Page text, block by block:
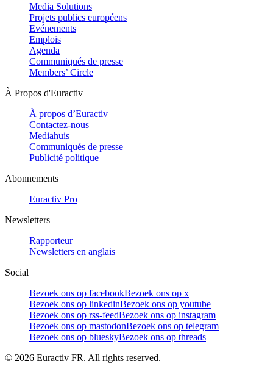
Media Solutions
Projets publics européens
Evénements
Emplois
Agenda
Communiqués de presse
Members’ Circle
À Propos d'Euractiv
À propos d’Euractiv
Contactez-nous
Mediahuis
Communiqués de presse
Publicité politique
Abonnements
Euractiv Pro
Newsletters
Rapporteur
Newsletters en anglais
Social
Bezoek ons op facebookBezoek ons op x
Bezoek ons op linkedinBezoek ons op youtube
Bezoek ons op rss-feedBezoek ons op instagram
Bezoek ons op mastodonBezoek ons op telegram
Bezoek ons op blueskyBezoek ons op threads
© 2026 Euractiv FR. All rights reserved.